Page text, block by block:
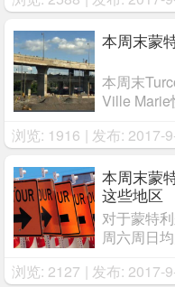
桥 ...
本周末蒙
本周末
Ville Marie
开始至下
...
浏览: 1916 | 发布: 2017-
本周末蒙
这些地区
对于蒙特
周六周日
好天气，
浏览: 2127 | 发布: 2017-